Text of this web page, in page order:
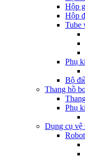
Hộp
Hộp
Tube
Phụ
Bộ
Thang hồ
Phụ
Dụng cụ vệ